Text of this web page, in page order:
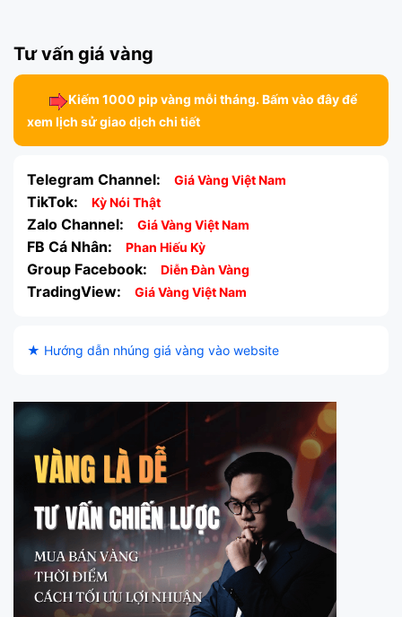
Tư vấn giá vàng
Kiếm 1000 pip vàng mỗi tháng. Bấm vào đây để
xem lịch sử giao dịch chi tiết
Telegram Channel: Giá Vàng Việt Nam
TikTok: Kỳ Nói Thật
Zalo Channel: Giá Vàng Việt Nam
FB Cá Nhân: Phan Hiếu Kỳ
Group Facebook: Diễn Đàn Vàng
TradingView: Giá Vàng Việt Nam
★ Hướng dẫn nhúng giá vàng vào website